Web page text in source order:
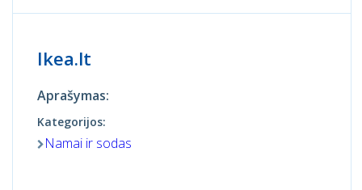
Ikea.lt
Aprašymas:
Kategorijos:
Namai ir sodas